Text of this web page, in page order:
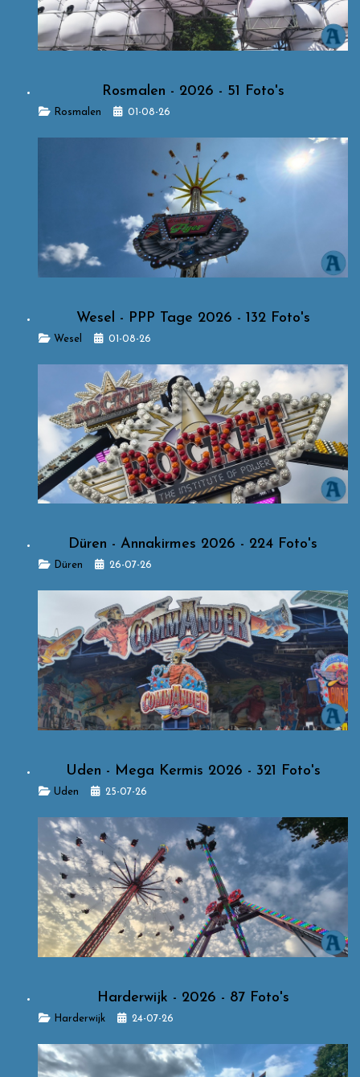
Rosmalen - 2026 - 51 Foto's
DetailsRosmalen 01-08-26
Wesel - PPP Tage 2026 - 132 Foto's
Details
Wesel 01-08-26
Düren - Annakirmes 2026 - 224 Foto's
Details
Düren 26-07-26
Uden - Mega Kermis 2026 - 321 Foto's
Details
Uden 25-07-26
Harderwijk - 2026 - 87 Foto's
DetailsHarderwijk 24-07-26